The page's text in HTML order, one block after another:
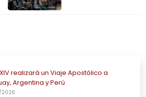
realizará un Viaje Apostólico a
Argentina y Perú